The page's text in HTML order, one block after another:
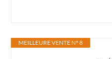
MEILLEURE VENTE N° 8